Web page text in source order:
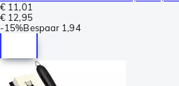
€ 11,01
€ 12,95
-15%Bespaar 1,94